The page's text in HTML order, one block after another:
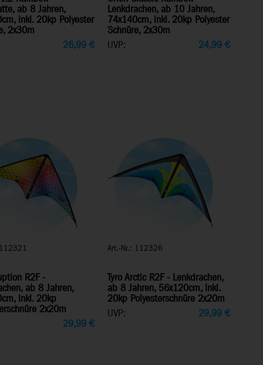
ab 8 Jahren,
inkl. 20kp Polyester
2x30m
26,99€
Lenkdrachen, ab 10 Jahren,
74x140cm, inkl. 20kp Polyester
Schnüre, 2x30m
UVP:
24,99 €
R2F -
ab 8 Jahren,
inkl. 20kp
2x20m
29,99€
Art.-Nr.: 112326
Tyro Arctic R2F - Lenkdrachen,
ab 8 Jahren, 56x120cm, inkl.
20kp Polyesterschnüre 2x20m
UVP:
29,99 €